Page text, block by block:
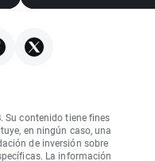
Su contenido tiene fines
en ningún caso, una
de inversión sobre
La información